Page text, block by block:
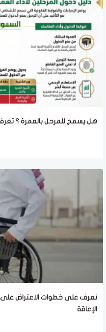
هل يسمح للمرحل بالعمرة ؟
تعرف على خطوات الاعتراض على
الإعاقة